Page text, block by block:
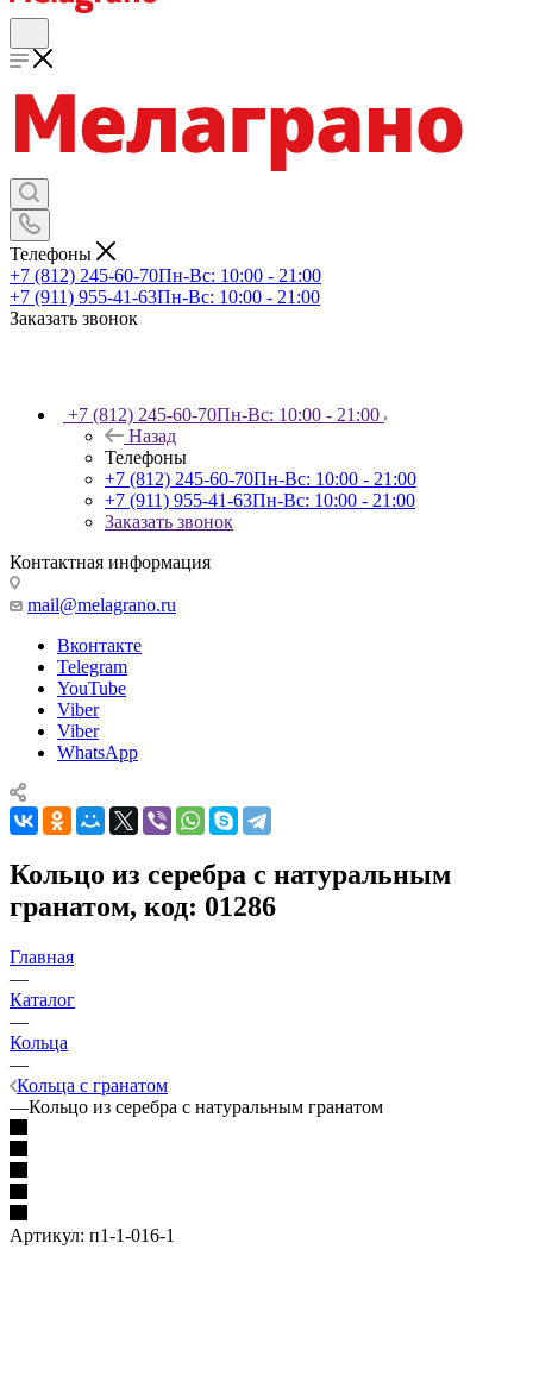
Телефоны
+7 (812) 245-60-70Пн-Вс: 10:00 - 21:00
+7 (911) 955-41-63Пн-Вс: 10:00 - 21:00
Заказать звонок
+7 (812) 245-60-70Пн-Вс: 10:00 - 21:00
Назад
Телефоны
+7 (812) 245-60-70Пн-Вс: 10:00 - 21:00
+7 (911) 955-41-63Пн-Вс: 10:00 - 21:00
Заказать звонок
Контактная информация
mail@melagrano.ru
Вконтакте
Telegram
YouTube
Viber
Viber
WhatsApp
Кольцо из серебра с натуральным
гранатом, код: 01286
Главная
—
Каталог
—
Кольца
—
Кольца с гранатом
—Кольцо из серебра с натуральным гранатом
Артикул: п1-1-016-1